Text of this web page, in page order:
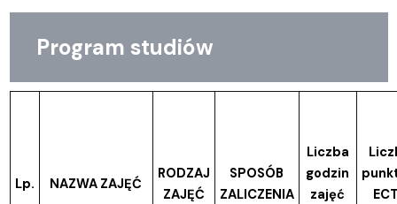
Program studiów
Lp. NAZWA ZAJĘĆ
RODZAJ
ZAJĘĆ
SPOSÓB
ZALICZENIA
Liczba
godzin
zajęć